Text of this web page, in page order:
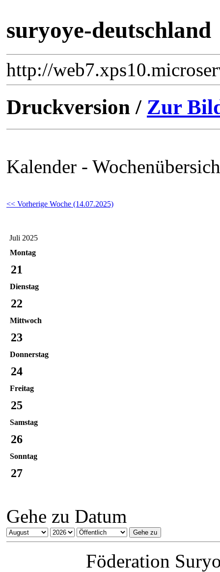
suryoye-deutschland
http://
Druckversion / Zur
Kalender -
<< Vorherige Woche (14.07.2025)
Juli 2025
Montag
21
Dienstag
22
Mittwoch
23
Donnerstag
24
Freitag
25
Samstag
26
Sonntag
27
Gehe zu Datum
Föderation